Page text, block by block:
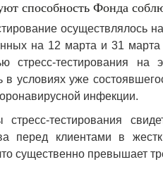
способность Фонда
осуществлялось
на 12 марта и 31 марта
стресс-тестирования
в условиях уже
инфекции.
стресс-тестирования
перед клиентами в
существенно превышает